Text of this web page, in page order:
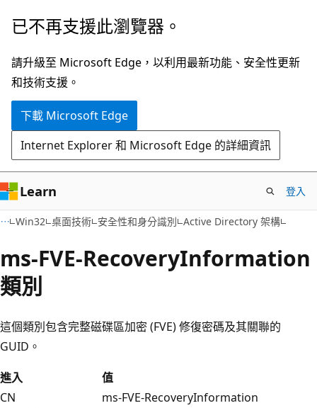
跳
主
要
內
已不再支援此瀏覽器。
請升級至 Microsoft Edge，以利用最新功能、安全性更新
和技術支援。
下載 Microsoft Edge
Internet Explorer 和 Microsoft Edge 的詳細資訊
Learn 登入
Win32 桌面技術 安全性和身分識別 Active Directory 架構
ms-FVE-RecoveryInformation
類別
這個類別包含完整磁碟區加密 (FVE) 修復密碼及其關聯的
GUID。
進入
值
CN
ms-FVE-RecoveryInformation